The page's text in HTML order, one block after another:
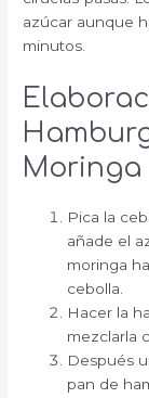
azúcar aunque
minutos.
Moringa
Pica la
añade el
moringa
cebolla.
Hacer la
mezclarla
Después
pan de